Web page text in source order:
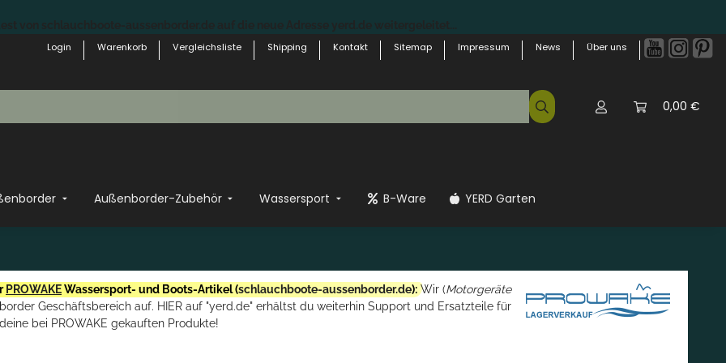
Login
Warenkorb Vergleichsliste Shipping Kontakt Sitemap Impressum News Über uns
0,00 €
Außenborder-Zubehör Wassersport B-Ware YERD Garten
PROWAKEWassersport- und Boots-Artikel (schlauchboote-aussenborder.de): Wir (Motorgeräte
Geschäftsbereich auf. HIER auf "yerd.de" erhältst du weiterhin Support und Ersatzteile für
deine bei PROWAKE gekauften Produkte!